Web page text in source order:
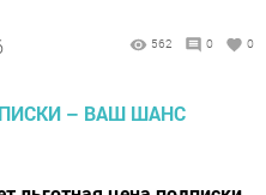
562 0 0